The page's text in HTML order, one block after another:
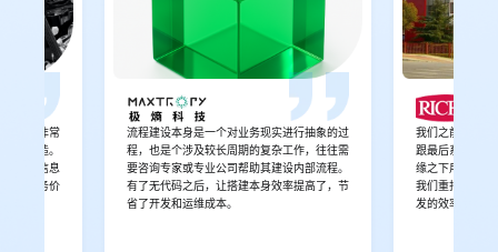
程要求非常
产制造。
管理及信息
，将业务价
流程建设本身是一个对业务现实进行抽象的过
程，也是个涉及较长周期的复杂工作，往往需
要咨询专家或专业公司帮助其建设内部流程。
有了无代码之后，让搭建本身效率提高了，节
省了开发和运维成本。
我们之前吃过其
跟最后系统落地
缘之下用了轻流
我们重拾了对无
发的效率提升了